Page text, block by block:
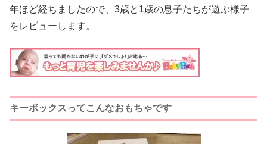
年ほど経ちましたので、3歳と1歳の息子たちが遊ぶ様子
をレビューします。
キーボックスってこんなおもちゃです